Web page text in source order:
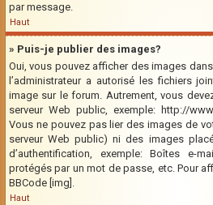
par message.
Haut
» Puis-je publier des images?
Oui, vous pouvez afficher des images
l’administrateur a autorisé les fichiers
image sur le forum. Autrement, vous
serveur Web public, exemple: http://
Vous ne pouvez pas lier des images de
serveur Web public) ni des images
d’authentification, exemple: Boîtes e-
protégés par un mot de passe, etc. Pour
BBCode [img].
Haut